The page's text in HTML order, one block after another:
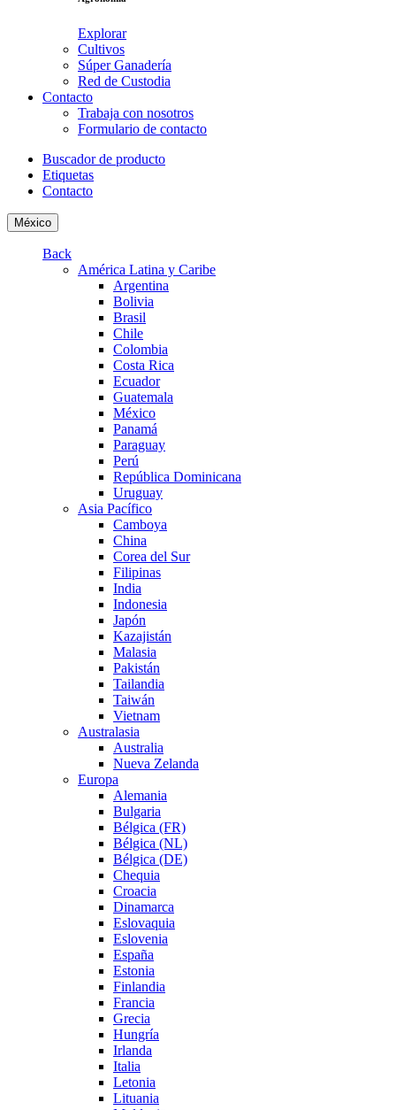
Explorar
Cultivos
Súper Ganadería
Red de Custodia
Contacto
Trabaja con nosotros
Formulario de contacto
Buscador de producto
Etiquetas
Contacto
México
Back
América Latina y Caribe
Argentina
Bolivia
Brasil
Chile
Colombia
Costa Rica
Ecuador
Guatemala
México
Panamá
Paraguay
Perú
República Dominicana
Uruguay
Asia Pacífico
Camboya
China
Corea del Sur
Filipinas
India
Indonesia
Japón
Kazajistán
Malasia
Pakistán
Tailandia
Taiwán
Vietnam
Australasia
Australia
Nueva Zelanda
Europa
Alemania
Bulgaria
Bélgica (FR)
Bélgica (NL)
Bélgica (DE)
Chequia
Croacia
Dinamarca
Eslovaquia
Eslovenia
España
Estonia
Finlandia
Francia
Grecia
Hungría
Irlanda
Italia
Letonia
Lituania